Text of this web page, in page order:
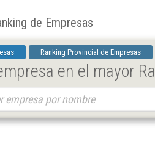
de Empresas
Ranking Provincial de Empresas
en el mayor